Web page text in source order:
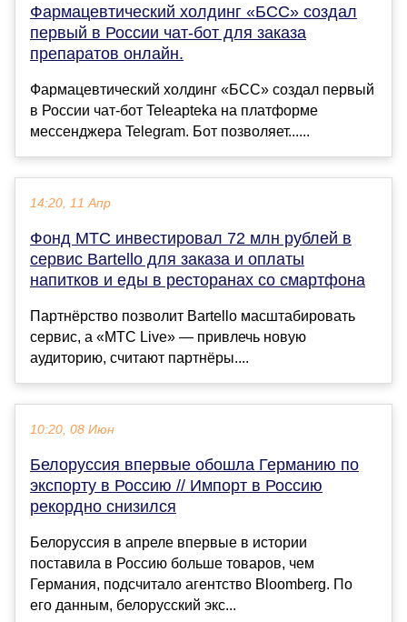
Фармацевтический холдинг «БСС» создал
первый в России чат-бот для заказа
препаратов онлайн.
Фармацевтический холдинг «БСС» создал первый
в России чат-бот Teleapteka на платформе
мессенджера Telegram. Бот позволяет......
14:20, 11 Апр
Фонд МТС инвестировал 72 млн рублей в
сервис Bartello для заказа и оплаты
напитков и еды в ресторанах со смартфона
Партнёрство позволит Bartello масштабировать
сервис, а «МТС Live» — привлечь новую
аудиторию, считают партнёры....
10:20, 08 Июн
Белоруссия впервые обошла Германию по
экспорту в Россию // Импорт в Россию
рекордно снизился
Белоруссия в апреле впервые в истории
поставила в Россию больше товаров, чем
Германия, подсчитало агентство Bloomberg. По
его данным, белорусский экс...